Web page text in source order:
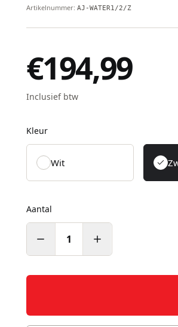
Artikelnummer: AJ-WATER1/2/Z
€194,99
Inclusief btw
Kleur
Wit
Aantal
1